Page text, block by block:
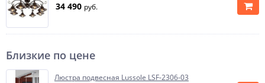
34 490 руб.
Близкие по цене
Люстра подвесная Lussole LSF-2306-03